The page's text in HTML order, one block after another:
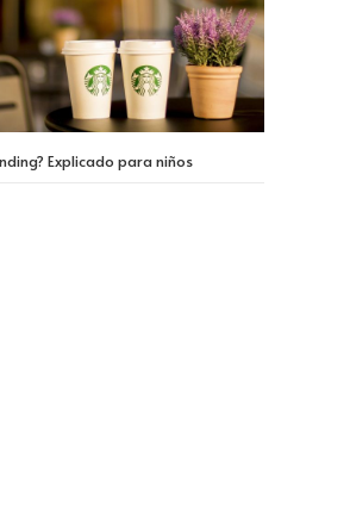
Explicado para niños